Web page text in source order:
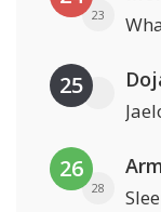
23
25
26
28